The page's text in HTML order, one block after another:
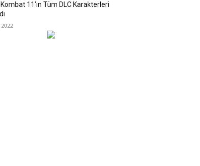
11’ın Tüm DLC Karakterleri
2022